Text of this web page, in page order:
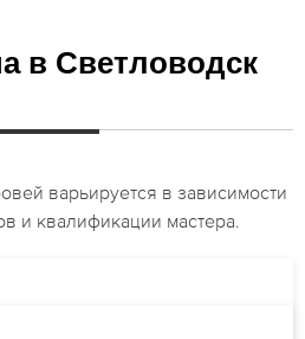
в Светловодск
варьируется в зависимости
и квалификации мастера.